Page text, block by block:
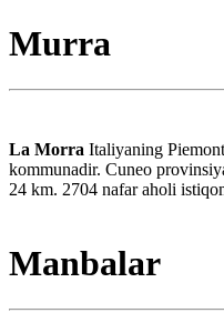
Murra
La Morra Italiyaning
kommunadir. Cuneo
24 km. 2704 nafar aholi
Manbalar